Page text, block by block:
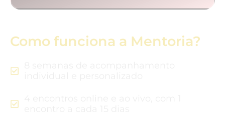
Como funciona a Mentoria?